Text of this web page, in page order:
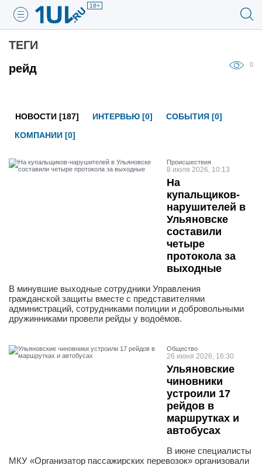
18+
ТЕГИ
рейд
0
НОВОСТИ [187] ИНТЕРВЬЮ [0]
СОБЫТИЯ [0]
КОМПАНИИ [0]
Проиcшествия
8 июля 2026, 10:13
На
купальщиков-
нарушителей в
Ульяновске
составили
четыре
протокола за
выходные
В минувшие выходные сотрудники Управления
гражданской защиты вместе с представителями
администраций, сотрудниками полиции и добровольными
дружинниками провели рейды у водоёмов.
Общество
26 июня 2026, 16:30
Ульяновские
чиновники
устроили 17
рейдов в
маршрутках и
автобусах
В июне специалисты
МКУ «Организатор пассажирских перевозок» организовали